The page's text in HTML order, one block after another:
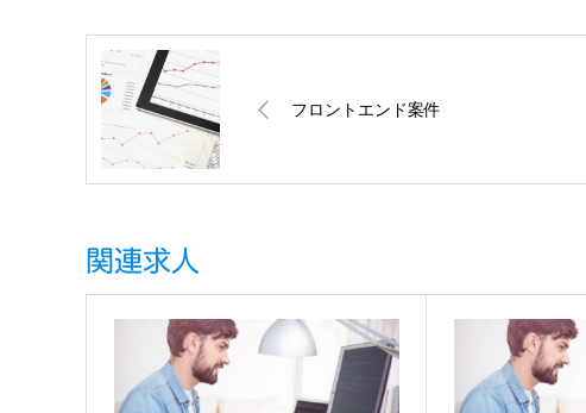
フロントエンド案件
関連求人